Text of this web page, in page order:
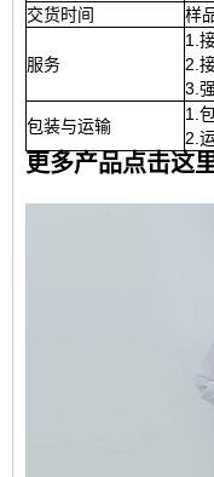
交货时间
样
服务
1.
2.
3.
包装与运输
1.
2.
更多产品点击这